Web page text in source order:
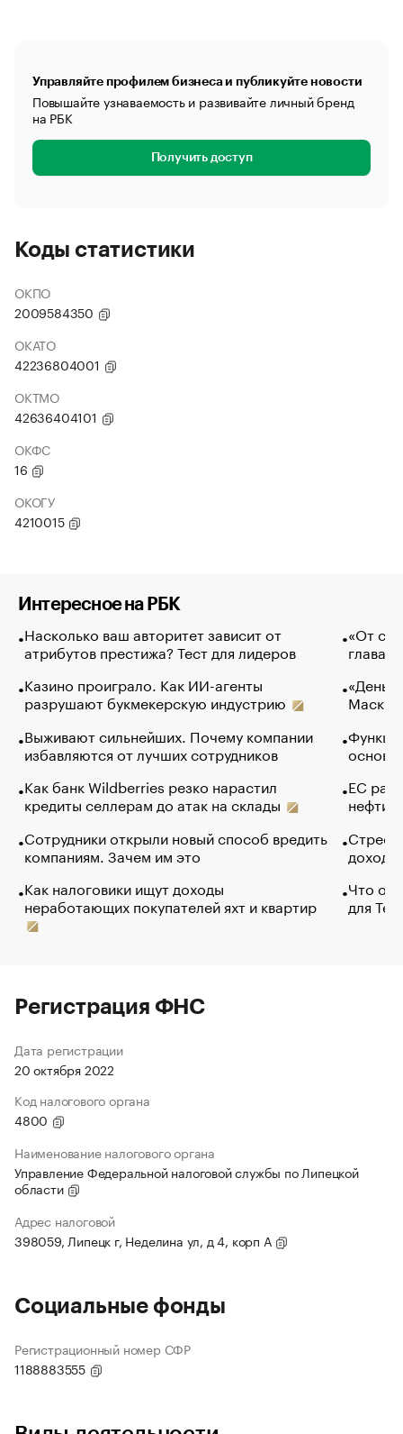
Управляйте профилем бизнеса и публикуйте новости
Повышайте узнаваемость и развивайте личный бренд
на РБК
Получить доступ
Коды статистики
ОКПО
2009584350
ОКАТО
42236804001
ОКТМО
42636404101
ОКФС
16
ОКОГУ
4210015
Интересное на РБК
Насколько ваш авторитет зависит от
атрибутов престижа? Тест для лидеров
Казино проиграло. Как ИИ-агенты
разрушают букмекерскую индустрию
Выживают сильнейших. Почему компании
избавляются от лучших сотрудников
Как банк Wildberries резко нарастил
кредиты селлерам до атак на склады
Сотрудники открыли новый способ вредить
компаниям. Зачем им это
Как налоговики ищут доходы
неработающих покупателей яхт и квартир
«От
глава
Маск в
основ
ЕС
нефти
Что
для
Регистрация ФНС
Дата регистрации
20 октября 2022
Код налогового органа
4800
Наименование налогового органа
Управление Федеральной налоговой службы по Липецкой
области
Адрес налоговой
398059, Липецк г, Неделина ул, д 4, корп А
Социальные фонды
Регистрационный номер СФР
1188883555